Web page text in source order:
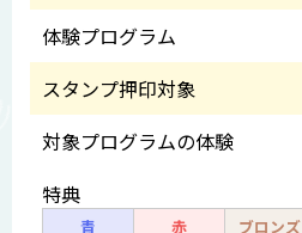
体験プログラム
スタンプ押印対象
対象プログラムの体験
特典
青 赤 ブロンズ